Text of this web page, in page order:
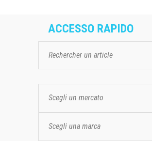
ACCESSO RAPIDO
Scegli un mercato
Scegli una marca